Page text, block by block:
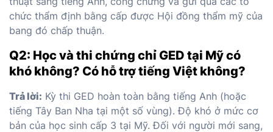
chức thẩm định bằng cấp được Hội đồng thẩm mỹ của
bang đó chấp thuận.
Q2: Học và thi chứng chỉ GED tại Mỹ có
khó không? Có hỗ trợ tiếng Việt không?
Trả lời: Kỳ thi GED hoàn toàn bằng tiếng Anh (hoặc
tiếng Tây Ban Nha tại một số vùng). Độ khó ở mức cơ
bản của học sinh cấp 3 tại Mỹ. Đối với người mới sang,